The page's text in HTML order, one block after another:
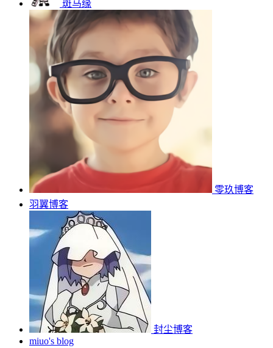
斑马缘
零玖博客
羽翼博客
封尘博客
miuo's blog